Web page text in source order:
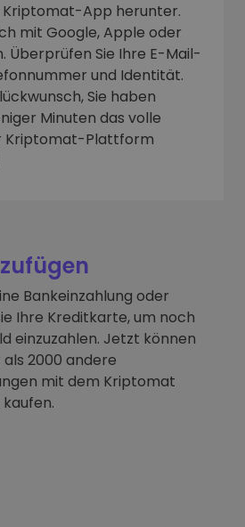
Kriptomat-App herunter.
mit Google, Apple oder
Überprüfen Sie Ihre E-Mail-
und Identität.
Sie haben
Minuten das volle
Kriptomat-Plattform
Bankeinzahlung oder
Ihre Kreditkarte, um noch
einzuzahlen. Jetzt können
als 2000 andere
mit dem Kriptomat